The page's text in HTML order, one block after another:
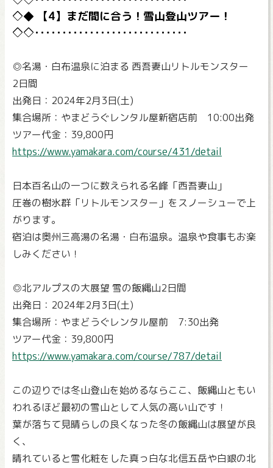
【4】まだ間に合う！雪山登山ツアー！
◎名湯・白布温泉に泊まる 西吾妻山リトルモンスター
2日間
出発日：2024年2月3日(土)
集合場所：やまどうぐレンタル屋新宿店前 10:00出発
ツアー代金：39,800円
https://www.yamakara.com/course/431/detail
日本百名山の一つに数えられる名峰「西吾妻山」
圧巻の樹氷群「リトルモンスター」をスノーシューで上
がります。
宿泊は奥州三高湯の名湯・白布温泉。温泉や食事もお楽
しみください！
◎北アルプスの大展望 雪の飯縄山2日間
出発日：2024年2月3日(土)
集合場所：やまどうぐレンタル屋前 7:30出発
ツアー代金：39,800円
https://www.yamakara.com/course/787/detail
この辺りでは冬山登山を始めるならここ、飯縄山ともい
われるほど最初の雪山として人気の高い山です！
葉が落ちて見晴らしの良くなった冬の飯縄山は展望が良
く、
晴れていると雪化粧をした真っ白な北信五岳や白銀の北